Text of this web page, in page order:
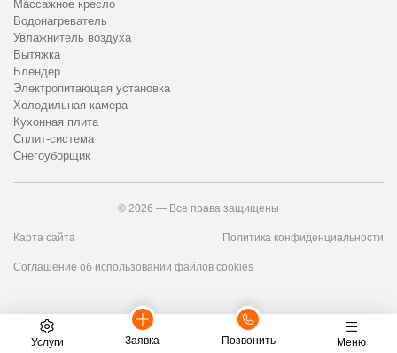
Услуги Заявка Позвонить Меню
Массажное кресло
Водонагреватель
Увлажнитель воздуха
Вытяжка
Блендер
Электропитающая установка
Холодильная камера
Кухонная плита
Сплит-система
Снегоуборщик
© 2026 — Все права защищены
Карта сайта Политика конфиденциальности
Соглашение об использовании файлов cookies